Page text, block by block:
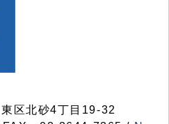
区北砂4丁目19-32